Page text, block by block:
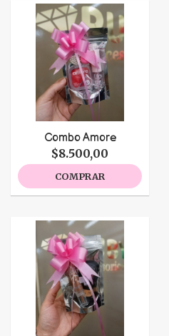
Combo Amore
$8.500,00
COMPRAR